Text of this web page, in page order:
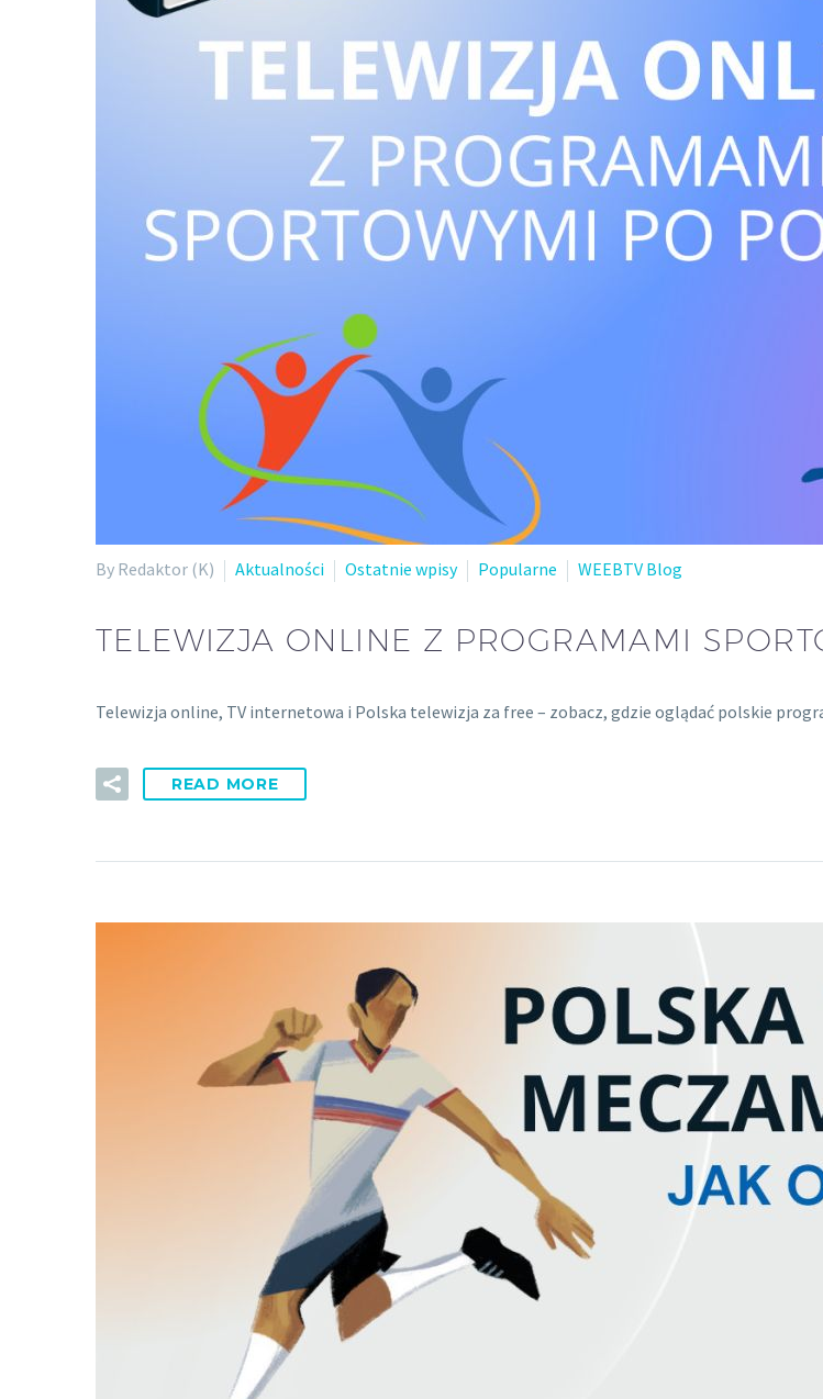
By Redaktor (K) Aktualności Ostatnie wpisy Popularne WEEBTV Blog
TELEWIZJA ONLINE Z PROGRAMAMI
Telewizja online, TV internetowa i Polska telewizja za free – zobacz, gdzie oglądać polskie
READ MORE